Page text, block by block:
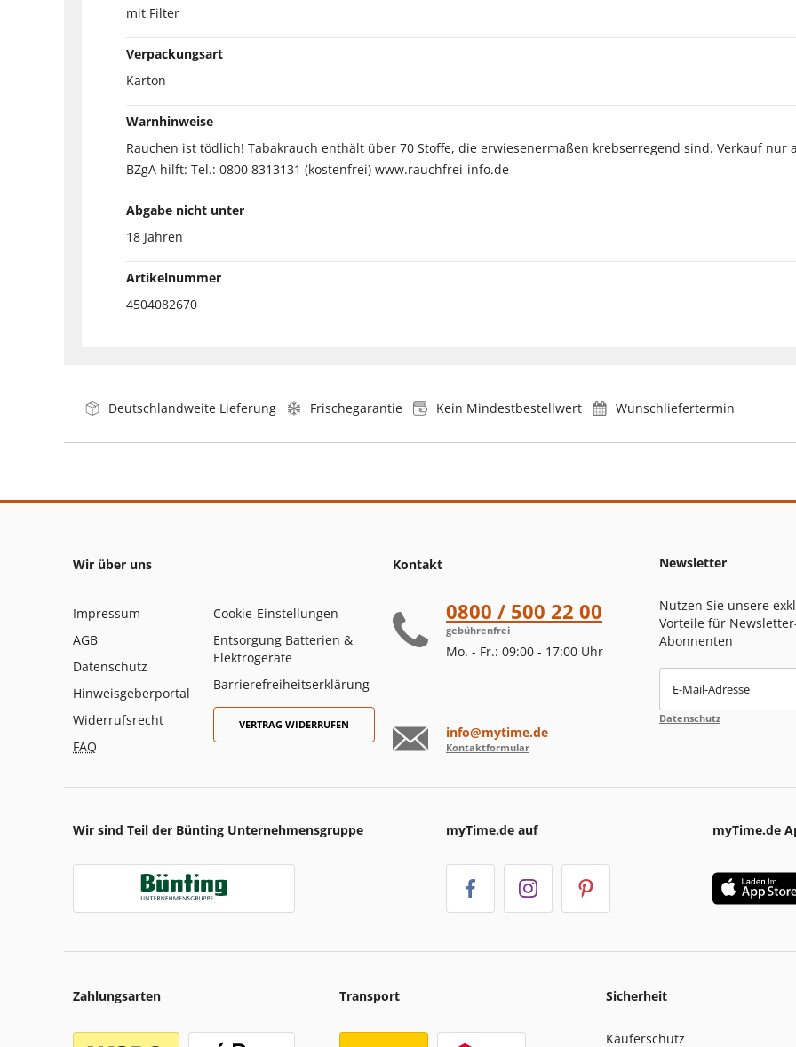
mit Filter
Verpackungsart
Karton
Warnhinweise
Rauchen ist tödlich! Tabakrauch enthält über 70 Stoffe, die erwiesenermaßen krebserregend sind. Verkauf nur
BZgA hilft: Tel.: 0800 8313131 (kostenfrei) www.rauchfrei-info.de
Abgabe nicht unter
18 Jahren
Artikelnummer
4504082670
Deutschlandweite Lieferung Frischegarantie Kein Mindestbestellwert Wunschliefertermin
Wir über uns
Impressum
AGB
Datenschutz
Hinweisgeberportal
Widerrufsrecht
FAQ
Cookie-Einstellungen
Entsorgung Batterien &
Elektrogeräte
Barrierefreiheitserklärung
VERTRAG WIDERRUFEN
Kontakt
0800 / 500 22 00
gebührenfrei
Mo. - Fr.: 09:00 - 17:00 Uhr
info@mytime.de
Kontaktformular
Newsletter
Nutzen Sie unsere
Vorteile für
Abonnenten
E-Mail-Adresse
Datenschutz
Wir sind Teil der Bünting Unternehmensgruppe myTime.de auf myTime.de
Zahlungsarten Transport Sicherheit
Käuferschutz